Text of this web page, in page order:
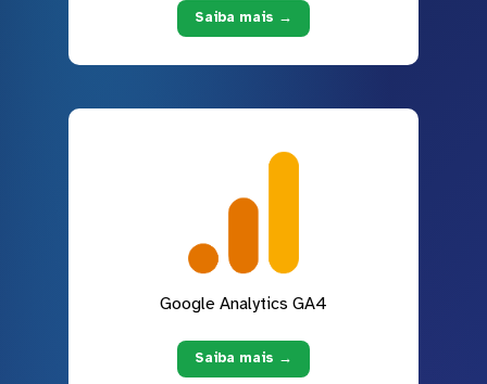
Saiba mais →
Google Analytics GA4
Saiba mais →